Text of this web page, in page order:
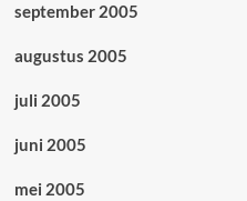
september 2005
augustus 2005
juli 2005
juni 2005
mei 2005